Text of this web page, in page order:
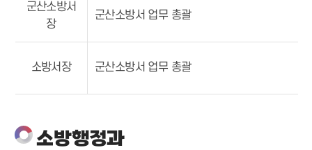
군산소방서
장
군산소방서 업무 총괄
소방서장 군산소방서 업무 총괄
소방행정과